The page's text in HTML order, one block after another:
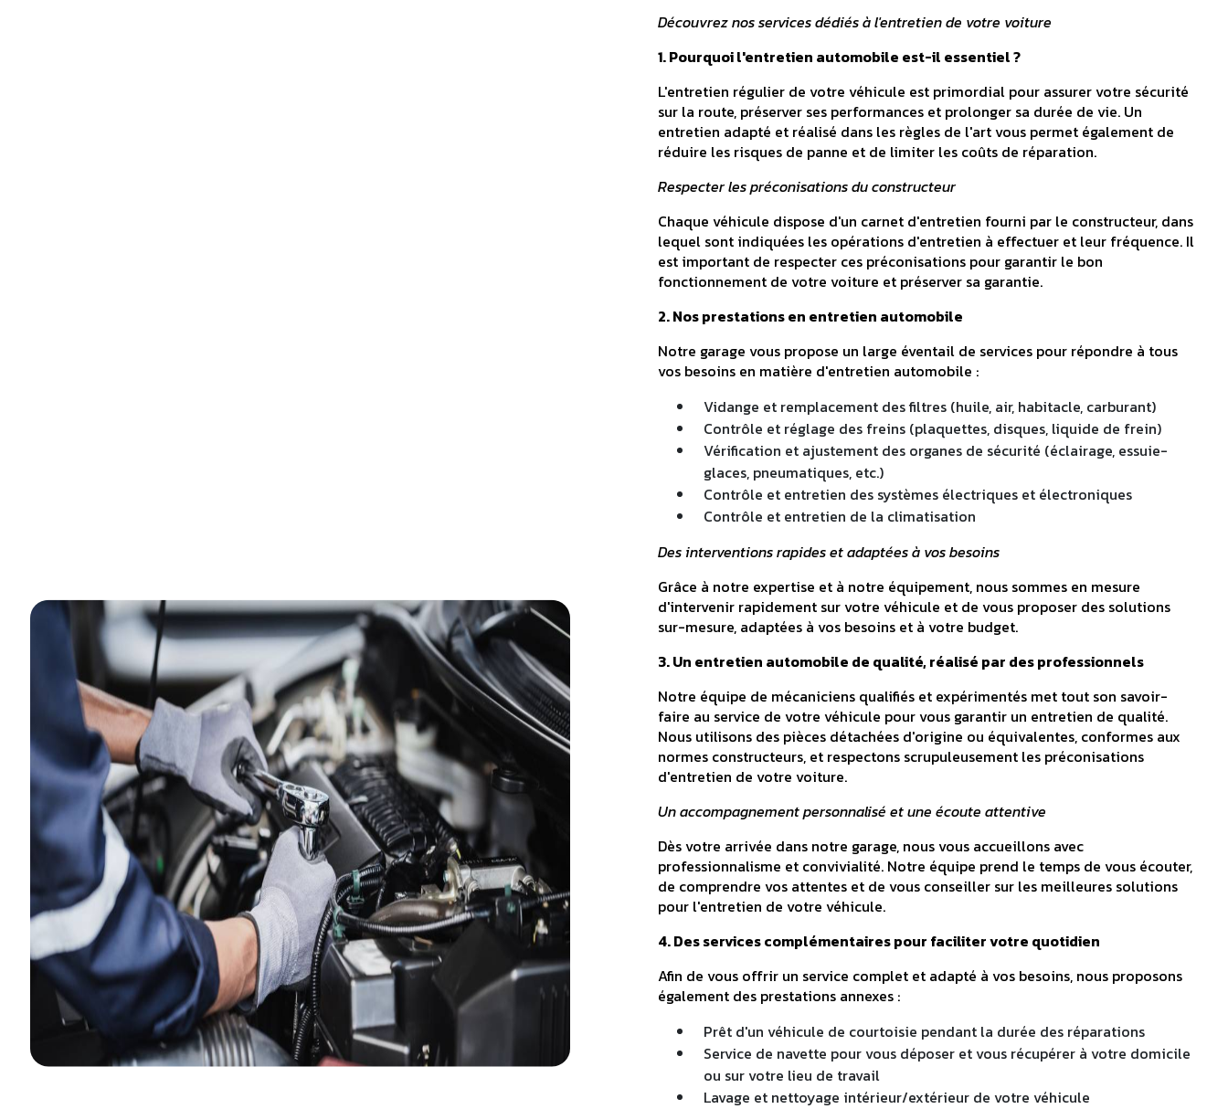
Découvrez nos services dédiés à l'entretien de votre voiture
1. Pourquoi l'entretien automobile est-il essentiel ?
L'entretien régulier de votre véhicule est primordial pour assurer votre sécurité
sur la route, préserver ses performances et prolonger sa durée de vie. Un
entretien adapté et réalisé dans les règles de l'art vous permet également de
réduire les risques de panne et de limiter les coûts de réparation.
Respecter les préconisations du constructeur
Chaque véhicule dispose d'un carnet d'entretien fourni par le constructeur, dans
lequel sont indiquées les opérations d'entretien à effectuer et leur fréquence. Il
est important de respecter ces préconisations pour garantir le bon
fonctionnement de votre voiture et préserver sa garantie.
2. Nos prestations en entretien automobile
Notre garage vous propose un large éventail de services pour répondre à tous
vos besoins en matière d'entretien automobile :
Vidange et remplacement des filtres (huile, air, habitacle, carburant)
Contrôle et réglage des freins (plaquettes, disques, liquide de frein)
Vérification et ajustement des organes de sécurité (éclairage, essuie-
glaces, pneumatiques, etc.)
Contrôle et entretien des systèmes électriques et électroniques
Contrôle et entretien de la climatisation
Des interventions rapides et adaptées à vos besoins
Grâce à notre expertise et à notre équipement, nous sommes en mesure
d'intervenir rapidement sur votre véhicule et de vous proposer des solutions
sur-mesure, adaptées à vos besoins et à votre budget.
3. Un entretien automobile de qualité, réalisé par des professionnels
Notre équipe de mécaniciens qualifiés et expérimentés met tout son savoir-
faire au service de votre véhicule pour vous garantir un entretien de qualité.
Nous utilisons des pièces détachées d'origine ou équivalentes, conformes aux
normes constructeurs, et respectons scrupuleusement les préconisations
d'entretien de votre voiture.
Un accompagnement personnalisé et une écoute attentive
Dès votre arrivée dans notre garage, nous vous accueillons avec
professionnalisme et convivialité. Notre équipe prend le temps de vous écouter,
de comprendre vos attentes et de vous conseiller sur les meilleures solutions
pour l'entretien de votre véhicule.
4. Des services complémentaires pour faciliter votre quotidien
Afin de vous offrir un service complet et adapté à vos besoins, nous proposons
également des prestations annexes :
Prêt d'un véhicule de courtoisie pendant la durée des réparations
Service de navette pour vous déposer et vous récupérer à votre domicile
ou sur votre lieu de travail
Lavage et nettoyage intérieur/extérieur de votre véhicule